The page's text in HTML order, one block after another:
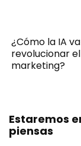
¿Cómo la IA
revolucionar el
marketing?
Estaremos
piensas